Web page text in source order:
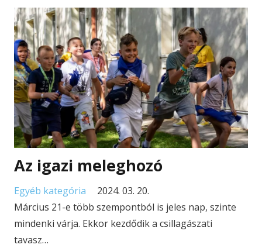
Az igazi meleghozó
Egyéb kategória
2024. 03. 20.
Március 21-e több szempontból is jeles nap, szinte
mindenki várja. Ekkor kezdődik a csillagászati
tavasz…